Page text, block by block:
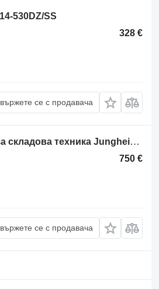
530DZ/SS
328 €
се с продавача
Блок за управление Jungheinrich ETV112/ETV116 782504 за складова техника Jungheinrich ETV112/ETV116
750 €
се с продавача